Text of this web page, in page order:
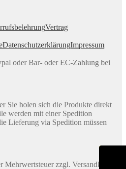
Vertrag
DatenschutzerklärungImpressum
oder Bar- oder EC-Zahlung bei
Sie holen sich die Produkte direkt
werden mit einer Spedition
Lieferung via Spedition müssen
zzgl. Versandkosten